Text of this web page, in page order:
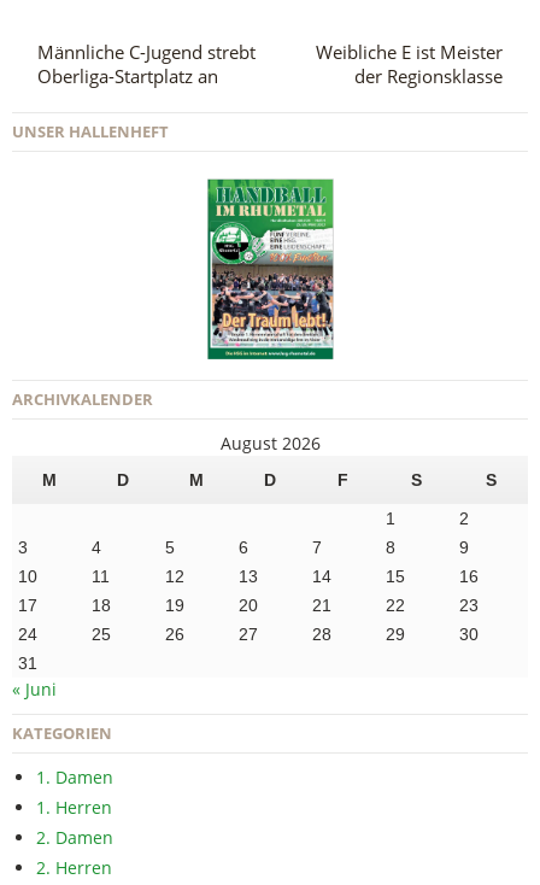
Männliche C-Jugend strebt
Oberliga-Startplatz an
Weibliche E ist Meister
der Regionsklasse
UNSER HALLENHEFT
ARCHIVKALENDER
August 2026
M D M D F S
S
1
2
3
4 5 6 7 8
9
10
11 12 13 14 15
16
17
18 19 20 21 22
23
24
25 26 27 28 29
30
31
« Juni
KATEGORIEN
1. Damen
1. Herren
2. Damen
2. Herren